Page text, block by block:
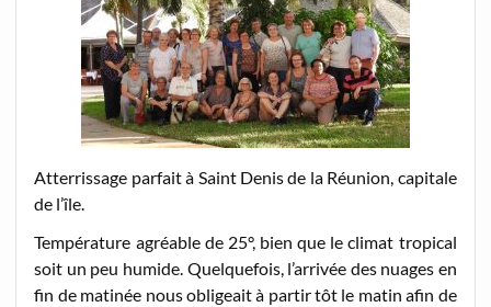
Atterrissage parfait à Saint Denis de la Réunion, capitale
de l’île.
Température agréable de 25°, bien que le climat tropical
soit un peu humide. Quelquefois, l’arrivée des nuages en
fin de matinée nous obligeait à partir tôt le matin afin de